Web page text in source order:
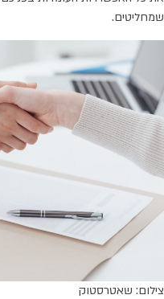
שמחליטים.
צילום: שאטרסטוק